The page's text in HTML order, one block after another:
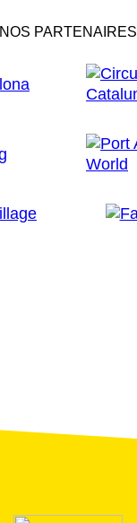
NOS PARTENAIRES